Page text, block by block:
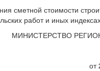
сметной стоимости
работ и иных
МИНИСТЕРСТВО
от